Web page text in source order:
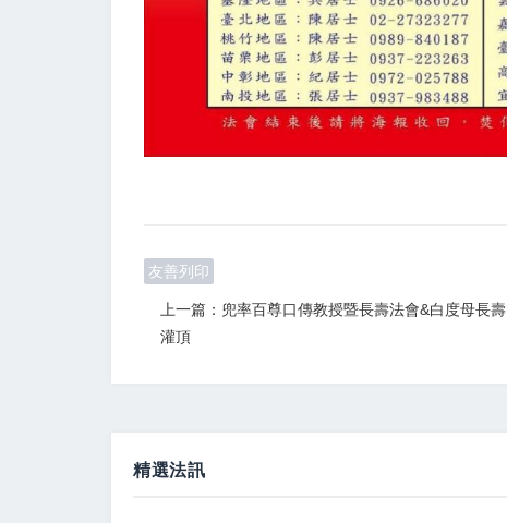
友善列印
上一篇：兜率百尊口傳教授暨長壽法會&白度母長壽
灌頂
精選法訊